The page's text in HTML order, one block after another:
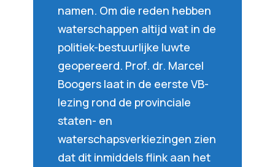
namen. Om die reden hebben
waterschappen altijd wat in de
politiek-bestuurlijke luwte
geopereerd. Prof. dr. Marcel
Boogers laat in de eerste VB-
lezing rond de provinciale
staten- en
waterschapsverkiezingen zien
dat dit inmiddels flink aan het